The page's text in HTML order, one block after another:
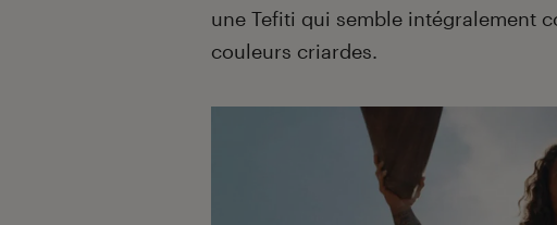
une Tefiti qui semble intégralement
couleurs criardes.